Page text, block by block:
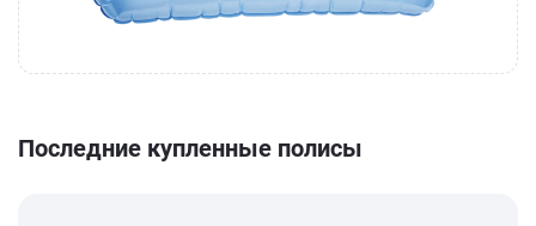
Последние купленные полисы